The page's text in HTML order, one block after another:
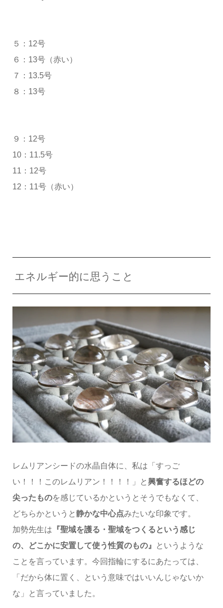
５：12号
６：13号（赤い）
７：13.5号
８：13号
９：12号
10：11.5号
11：12号
12：11号（赤い）
エネルギー的に思うこと
レムリアンシードの水晶自体に、私は「すっご
い！！！このレムリアン！！！！」と興奮するほどの
尖ったものを感じているかというとそうでもなくて、
どちらかというと静かな中心点みたいな印象です。
加勢先生は 『聖域を護る・聖域をつくるという感じ
の、どこかに安置して使う性質のもの』
というような
ことを言っています。今回指輪にするにあたっては、
「だから体に置く、という意味ではいいんじゃないか
な」と言っていました。